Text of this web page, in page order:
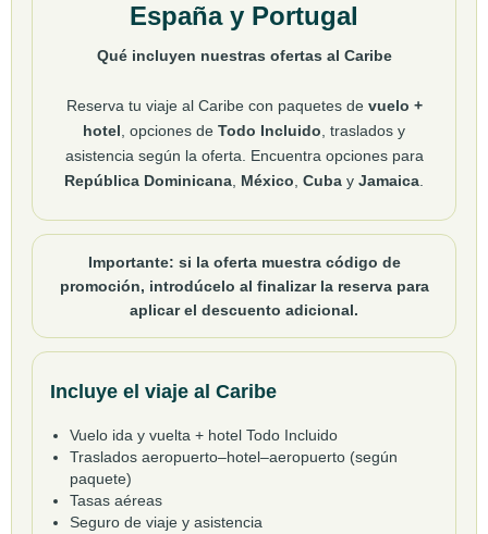
España y Portugal
Qué incluyen nuestras ofertas al Caribe
Reserva tu viaje al Caribe con paquetes de vuelo +
hotel, opciones de Todo Incluido, traslados y
asistencia según la oferta. Encuentra opciones para
República Dominicana, México, Cuba y Jamaica.
Importante: si la oferta muestra código de
promoción, introdúcelo al finalizar la reserva para
aplicar el descuento adicional.
Incluye el viaje al Caribe
Vuelo ida y vuelta + hotel Todo Incluido
Traslados aeropuerto–hotel–aeropuerto (según
paquete)
Tasas aéreas
Seguro de viaje y asistencia